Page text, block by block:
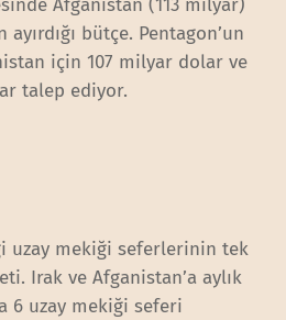
Afganistan (113 milyar)
bütçe. Pentagon’un
için 107 milyar dolar ve
talep ediyor.
uzay mekiği seferlerinin tek
Irak ve Afganistan’a aylık
6 uzay mekiği seferi